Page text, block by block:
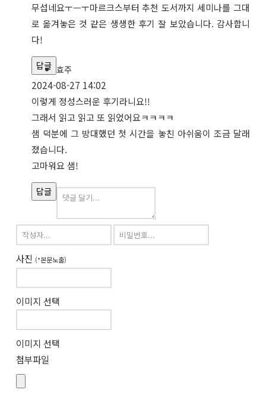
무섭네요ㅜㅡㅜ마르크스부터 추천 도서까지 세미나를 그대
로 옮겨놓은 것 같은 생생한 후기 잘 보았습니다. 감사합니
다!
답글 효주
2024-08-27 14:02
이렇게 정성스러운 후기라니요!!
그래서 읽고 읽고 또 읽었어요ㅋㅋㅋㅋ
샘 덕분에 그 방대했던 첫 시간을 놓친 아쉬움이 조금 달래
졌습니다.
고마워요 샘!
답글
사진 (*본문노출)
이미지 선택
이미지 선택
첨부파일